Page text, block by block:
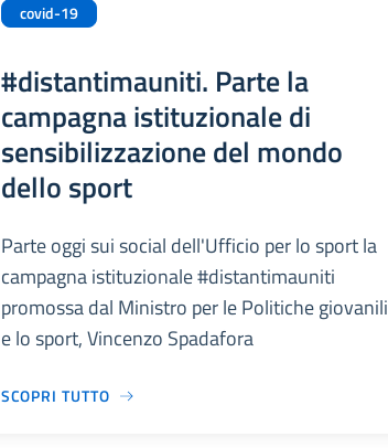
covid-19
#distantimauniti. Parte la
campagna istituzionale di
sensibilizzazione del mondo
dello sport
Parte oggi sui social dell'Ufficio per lo sport la
campagna istituzionale #distantimauniti
promossa dal Ministro per le Politiche giovanili
e lo sport, Vincenzo Spadafora
SCOPRI TUTTO